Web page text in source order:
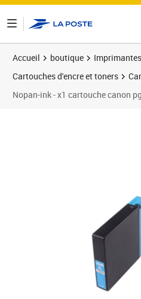
Accueil boutique
Cartouches d'encre et toners
Nopan-ink - x1 cartouche canon